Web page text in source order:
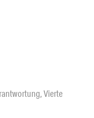
,Vierte